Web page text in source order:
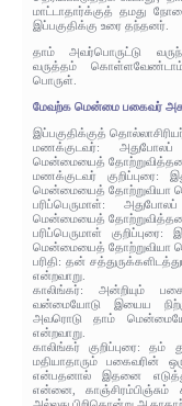
மாட்டாதார்க்குத் தமது
இப்பகுதிக்கு உரை தந்தனர்.
தாம் அவர்பொருட்டு
வருத்தம் கொள்ளவேண்டாம்
பொருள்.
மேவற்க மென்மை பகைவர்
இப்பகுதிக்குத்
மணக்குடவர்: அதுபோலப்
மென்மையைத்
மணக்குடவர் குறிப்புரை:
மென்மையைத் தோற்றுவியா
பரிப்பெருமாள்:
மென்மையைத்
பரிப்பெருமாள்
மென்மையைத் தோற்றுவியா
பரிதி: தன்
என்றவாறு.
காலிங்கர்: அன்றியும்
வன்மையோடு இயைய
அவரொடு தாம்
என்றவாறு.
காலிங்கர் குறிப்புரை: தம்
மதியாதாரும் பகைவரின்
என்பதனால் இதனை
என்னை, காஞ்சிரம்பிஞ்சும்